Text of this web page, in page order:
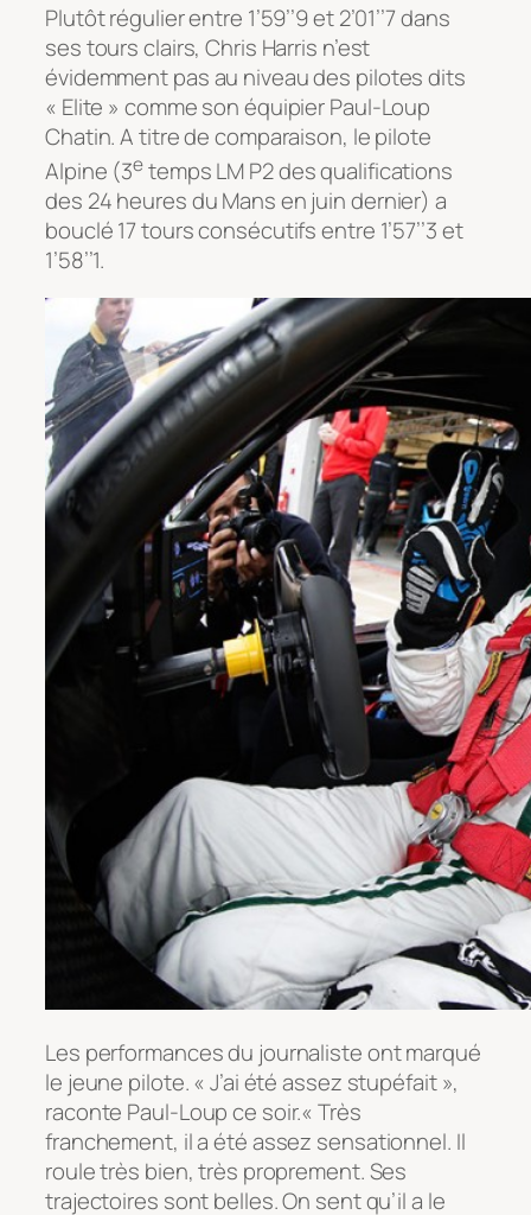
Plutôt régulier entre 1’59’’9 et 2’01’’7 dans
ses tours clairs, Chris Harris n’est
évidemment pas au niveau des pilotes dits
« Elite » comme son équipier Paul-Loup
Chatin. A titre de comparaison, le pilote
Alpine (3etemps LM P2 des qualifications
des 24 heures du Mans en juin dernier) a
bouclé 17 tours consécutifs entre 1’57’’3 et
1’58’’1.
Les performances du journaliste ont marqué
le jeune pilote. « J’ai été assez stupéfait »,
raconte Paul-Loup ce soir.« Très
franchement, il a été assez sensationnel. Il
roule très bien, très proprement. Ses
trajectoires sont belles. On sent qu’il a le